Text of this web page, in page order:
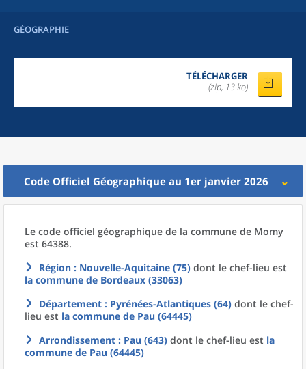
GÉOGRAPHIE
TÉLÉCHARGER
(zip, 13 ko)
Code Officiel Géographique au 1er janvier 2026
Le code officiel géographique de la commune de Momy
est 64388.
Région : Nouvelle-Aquitaine (75) dont le chef-lieu est
la commune de Bordeaux (33063)
Département : Pyrénées-Atlantiques (64) dont le chef-
lieu est la commune de Pau (64445)
Arrondissement : Pau (643) dont le chef-lieu est la
commune de Pau (64445)